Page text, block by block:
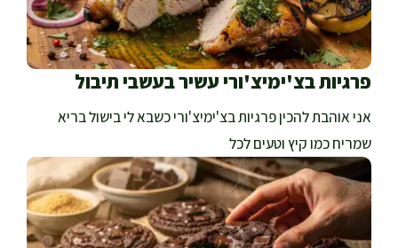
פרגיות בצ'ימיצ'ורי עשיר בעשבי תיבול
אני אוהבת להכין פרגיות בצ'ימיצ'ורי כשבא לי בישול בריא
שמריח כמו קיץ וטעים לכל